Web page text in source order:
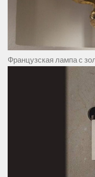
Французская лампа с